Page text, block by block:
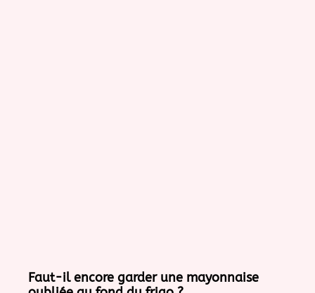
Faut-il encore garder une mayonnaise